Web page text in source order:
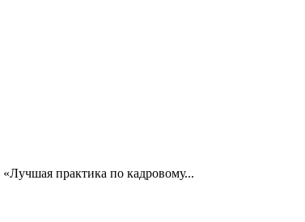
практика по кадровому...